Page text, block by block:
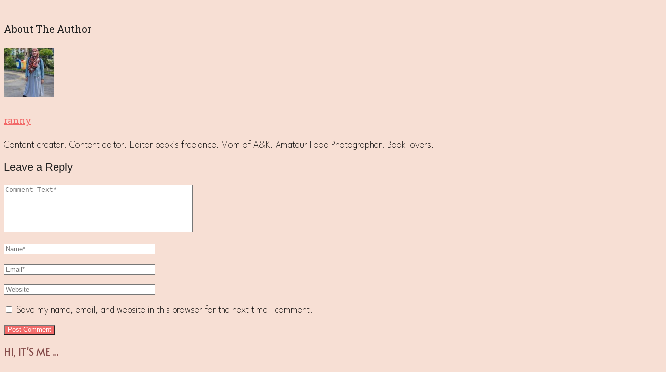
About The Author
ranny
Content creator. Content editor. Editor book's freelance. Mom of A&K. Amateur Food Photographer. Book lovers.
Leave a Reply
Save my name, email, and website in this browser for the next time I comment.
HI, IT'S ME ...